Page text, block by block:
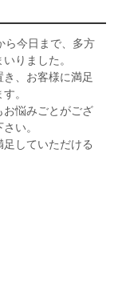
ら今日まで、多方
りました。
、お客様に満足
。
お悩みごとがござ
い。
していただける